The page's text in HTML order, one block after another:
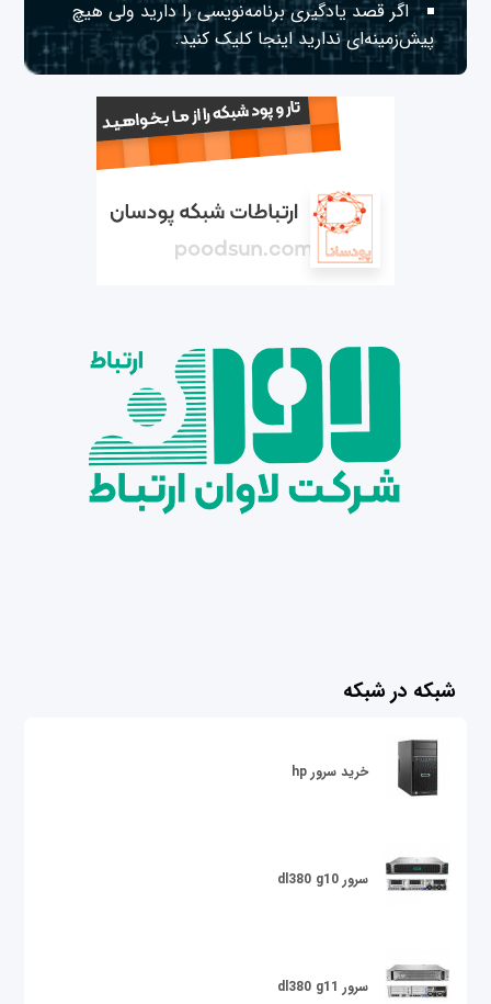
اگر قصد یادگیری برنامه‌نویسی را دارید ولی هیچ
پیش‌زمینه‌ای نداریداینجا کلیک کنید.
شبکه در شبکه
خرید سرور hp
سرور dl380 g10
سرور dl380 g11